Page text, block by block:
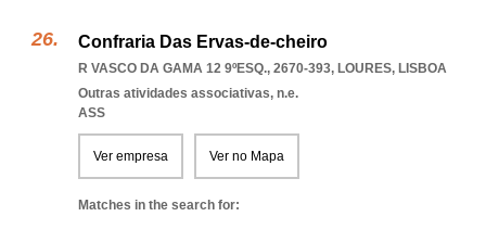
Confraria Das Ervas-de-cheiro
R VASCO DA GAMA 12 9ºESQ., 2670-393, LOURES, LISBOA
Outras atividades associativas, n.e.
ASS
Ver empresa Ver no Mapa
Matches in the search for: